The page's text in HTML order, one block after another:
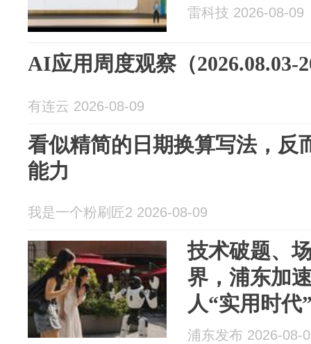
雷科技 2026-08-09
AI应用周度观察（2026.08.03-
有连云 2026-08-09
看似精简的日期换算写法，反
能力
我是一个粉刷匠2 2026-08-09
技术破题、
界，浦东加
人“实用时代
浦东发布 2026-08-